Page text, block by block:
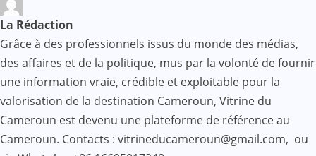
La Rédaction
Grâce à des professionnels issus du monde des médias,
des affaires et de la politique, mus par la volonté de fournir
une information vraie, crédible et exploitable pour la
valorisation de la destination Cameroun, Vitrine du
Cameroun est devenu une plateforme de référence au
Cameroun. Contacts : vitrineducameroun@gmail.com, ou